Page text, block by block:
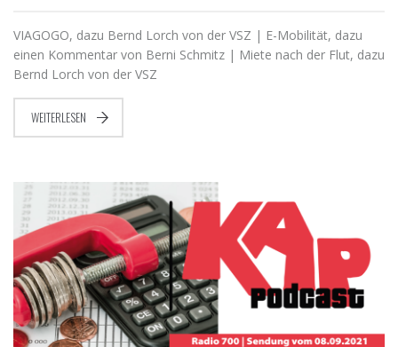
VIAGOGO, dazu Bernd Lorch von der VSZ | E-Mobilität, dazu
einen Kommentar von Berni Schmitz | Miete nach der Flut, dazu
Bernd Lorch von der VSZ
WEITERLESEN